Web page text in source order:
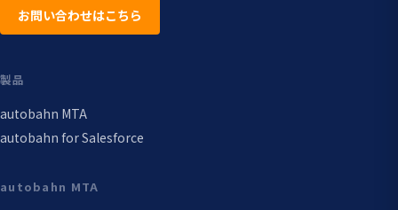
お問い合わせはこちら
製品
autobahn MTA
autobahn for Salesforce
autobahn MTA